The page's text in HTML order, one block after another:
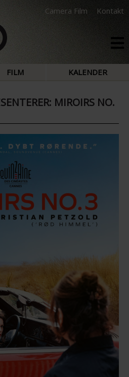
Camera Film Kontakt
FILM KALENDER
MIROIRS NO.